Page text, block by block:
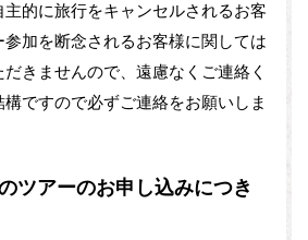
的に旅行をキャンセルされるお客
加を断念されるお客様に関しては
きませんので、遠慮なくご連絡く
ですので必ずご連絡をお願いしま
ツアーのお申し込みにつき